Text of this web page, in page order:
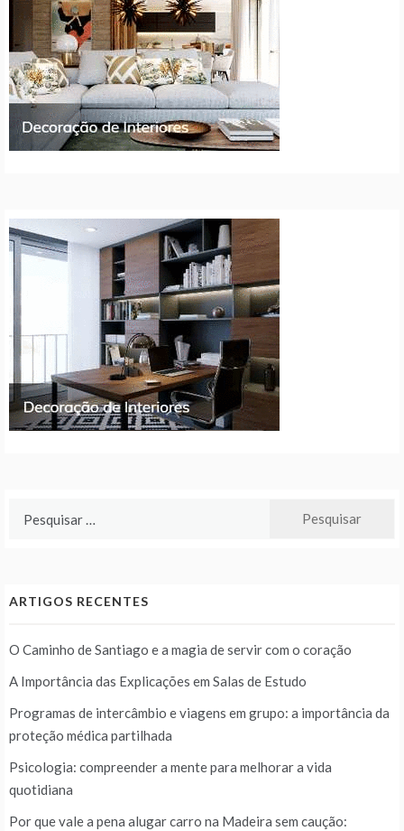
ARTIGOS RECENTES
O Caminho de Santiago e a magia de servir com o coração
A Importância das Explicações em Salas de Estudo
Programas de intercâmbio e viagens em grupo: a importância da
proteção médica partilhada
Psicologia: compreender a mente para melhorar a vida
quotidiana
Por que vale a pena alugar carro na Madeira sem caução: